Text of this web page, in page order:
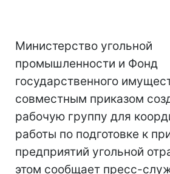
Министерство угольной
промышленности и Фонд
государственного
совместным приказом
рабочую группу для
работы по подготовке к
предприятий угольной
этом сообщает пресс-